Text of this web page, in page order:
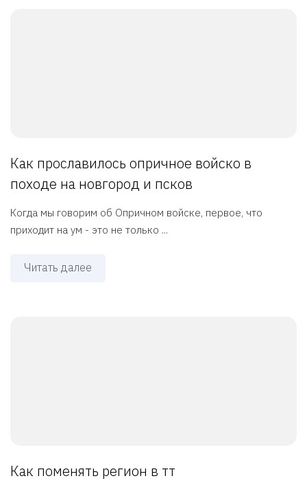
Как прославилось опричное войско в
походе на новгород и псков
Когда мы говорим об Опричном войске, первое, что
приходит на ум - это не только ...
Читать далее
Как поменять регион в тт